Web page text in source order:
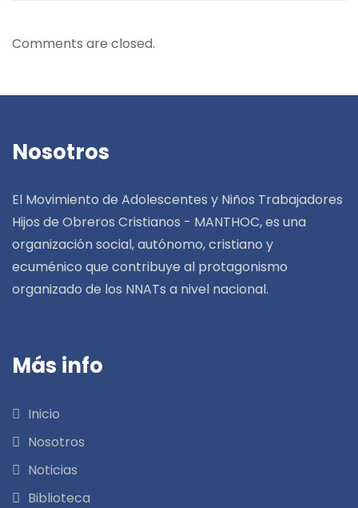
Comments are closed.
Nosotros
El Movimiento de Adolescentes y Niños Trabajadores
Hijos de Obreros Cristianos - MANTHOC, es una
organización social, autónomo, cristiano y
ecuménico que contribuye al protagonismo
organizado de los NNATs a nivel nacional.
Más info
Inicio
Nosotros
Noticias
Biblioteca